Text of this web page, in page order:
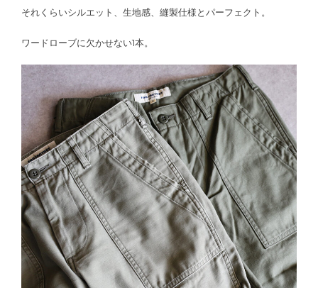
それくらいシルエット、生地感、縫製仕様とパーフェクト。
ワードローブに欠かせない1本。